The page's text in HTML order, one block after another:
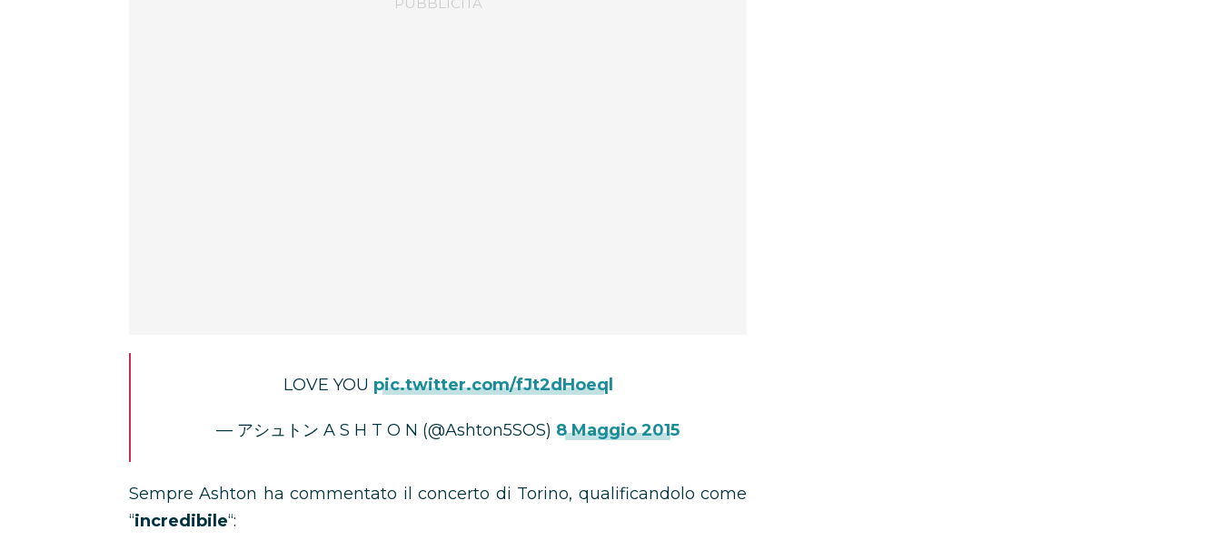
LOVE YOU pic.twitter.com/fJt2dHoeql
— アシュトン A S H T O N (@Ashton5SOS) 8 Maggio 2015
Sempre Ashton ha commentato il concerto di Torino, qualificandolo come
“incredibile“: